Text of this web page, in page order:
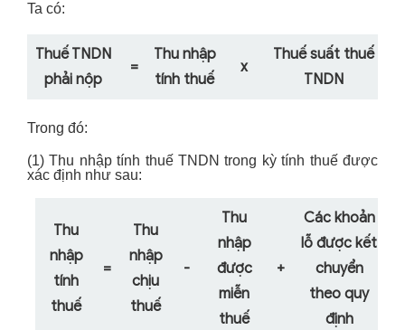
Ta có:
Thuế TNDN
phải nộp
=
Thu nhập
tính thuế
x
Thuế suất thuế
TNDN
Trong đó:
(1) Thu nhập tính thuế TNDN trong kỳ tính thuế được
xác định như sau:
Thu
nhập
tính
thuế
=
Thu
nhập
chịu
thuế
-
Thu
nhập
được
miễn
thuế
+
Các khoản
lỗ được kết
chuyển
theo quy
định